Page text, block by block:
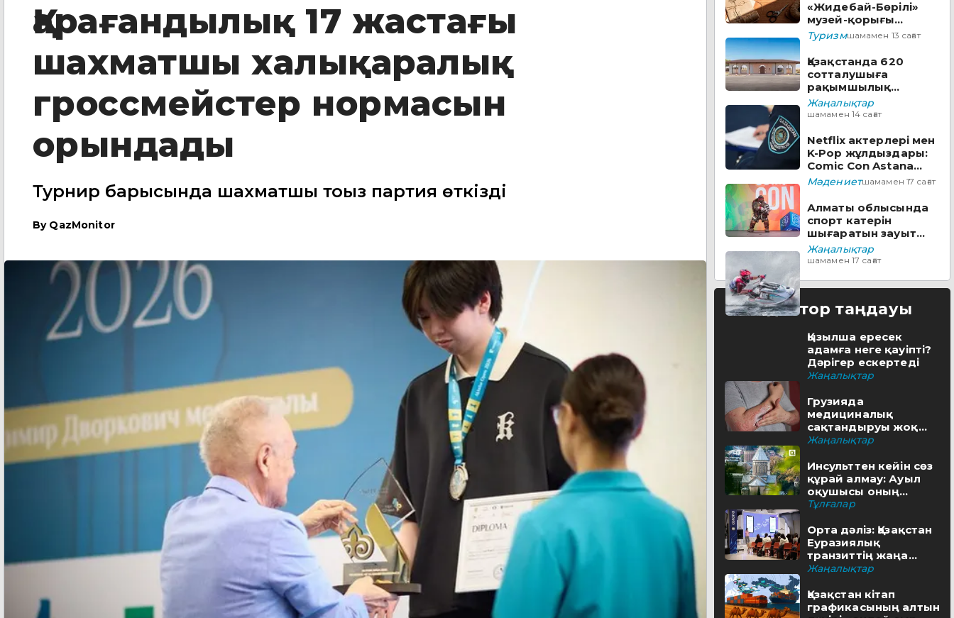
Қарағандылық 17 жастағы
шахматшы халықаралық
гроссмейстер нормасын
орындады
Турнир барысында шахматшы тоғыз партия өткізді
By QazMonitor
«Жидебай-Бөрілі»
музей-қорығы
аумағында заманауи
визит-орталық
құрылады
Туризмшамамен 13 сағат
Қазақстанда 620
сотталушыға
рақымшылық
жасалды
Жаңалықтар
шамамен 14 сағат
Netflix актерлері мен
K-Pop жұлдыздары:
Comic Con Astana
фестивалі
бағдарламасын
ұсынды
Мәдениетшамамен 17 сағат
Алматы облысында
спорт катерін
шығаратын зауыт
пен пилоттарды
дайындайтын
Жаңалықтар
шамамен 17 сағат
Редактор таңдауы
Қызылша ересек
адамға неге қауіпті?
Дәрігер ескертеді
Жаңалықтар
Грузияда
медициналық
сақтандыруы жоқ
туристерге айыппұл
Жаңалықтар
Инсульттен кейін сөз
құрай алмау: Ауыл
оқушысы оның
шешімін тапты
Тұлғалар
Орта дәліз: Қазақстан
Еуразиялық
транзиттің жаңа
бағытын қалай салып
Жаңалықтар
Қазақстан кітап
графикасының алтын